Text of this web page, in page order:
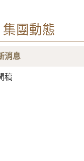
集團動態
消息
稿